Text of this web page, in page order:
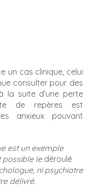
un cas clinique, celui
consulter pour des
la suite d’une perte
de repères est
anxieux pouvant
est un exemple
possible le déroulé
ni psychiatre
délivré.